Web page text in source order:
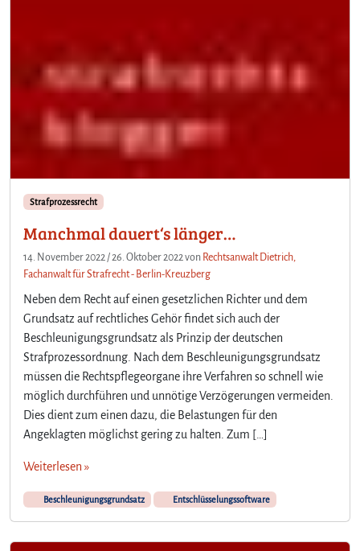
Strafprozessrecht
Manchmal dauert‘s länger…
14. November 2022 /26. Oktober 2022von Rechtsanwalt Dietrich,
Fachanwalt für Strafrecht - Berlin-Kreuzberg
Neben dem Recht auf einen gesetzlichen Richter und dem
Grundsatz auf rechtliches Gehör findet sich auch der
Beschleunigungsgrundsatz als Prinzip der deutschen
Strafprozessordnung. Nach dem Beschleunigungsgrundsatz
müssen die Rechtspflegeorgane ihre Verfahren so schnell wie
möglich durchführen und unnötige Verzögerungen vermeiden.
Dies dient zum einen dazu, die Belastungen für den
Angeklagten möglichst gering zu halten. Zum […]
Weiterlesen »
Beschleunigungsgrundsatz Entschlüsselungssoftware